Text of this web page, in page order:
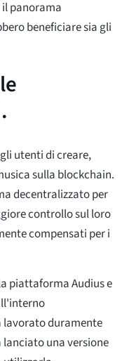
panorama
beneficiare sia gli
utenti di creare,
sulla blockchain.
decentralizzato per
controllo sul loro
compensati per i
piattaforma Audius e
lavorato duramente
una versione